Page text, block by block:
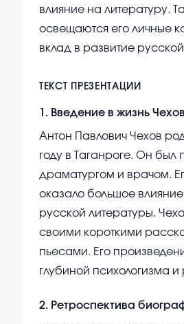
влияние на литературу.
освещаются его личные
вклад в развитие русской
ТЕКСТ ПРЕЗЕНТАЦИИ
1 . Введение в жизнь
Антон Павлович Чехов
году в Таганроге. Он был
драматургом и врачом.
оказало большое
русской литературы.
своими короткими
пьесами. Его
глубиной психологизма
2. Ретроспектива